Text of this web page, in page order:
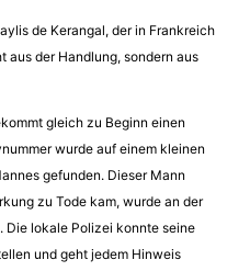
de Kerangal, der in Frankreich
aus der Handlung, sondern aus
gleich zu Beginn einen
wurde auf einem kleinen
gefunden. Dieser Mann
zu Tode kam, wurde an der
Die lokale Polizei konnte seine
und geht jedem Hinweis